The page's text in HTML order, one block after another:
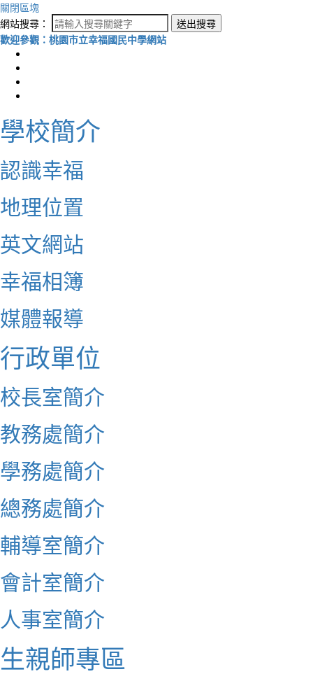
關閉區塊
網站搜尋：
送出搜尋
歡迎參觀：桃園市立幸福國民中學網站
學校簡介
認識幸福
地理位置
英文網站
幸福相簿
媒體報導
行政單位
校長室簡介
教務處簡介
學務處簡介
總務處簡介
輔導室簡介
會計室簡介
人事室簡介
生親師專區